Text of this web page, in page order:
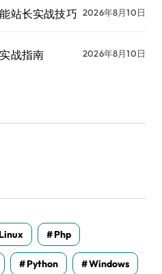
站长实战技巧 2026年8月10日
战指南 2026年8月10日
Linux Php
Python Windows